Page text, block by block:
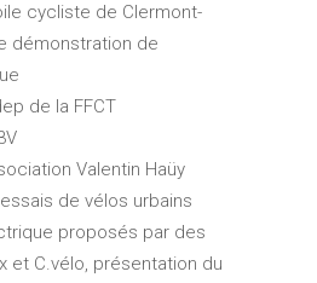
cycliste de Clermont-
démonstration de
de la FFCT
Valentin Haüy
de vélos urbains
proposés par des
et C.vélo, présentation du